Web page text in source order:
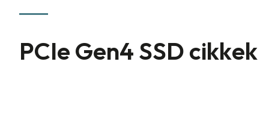
PCIe Gen4 SSD cikkek